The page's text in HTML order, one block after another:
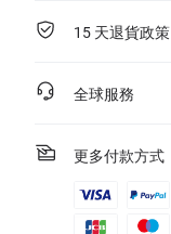
15 天退貨政策
全球服務
更多付款方式